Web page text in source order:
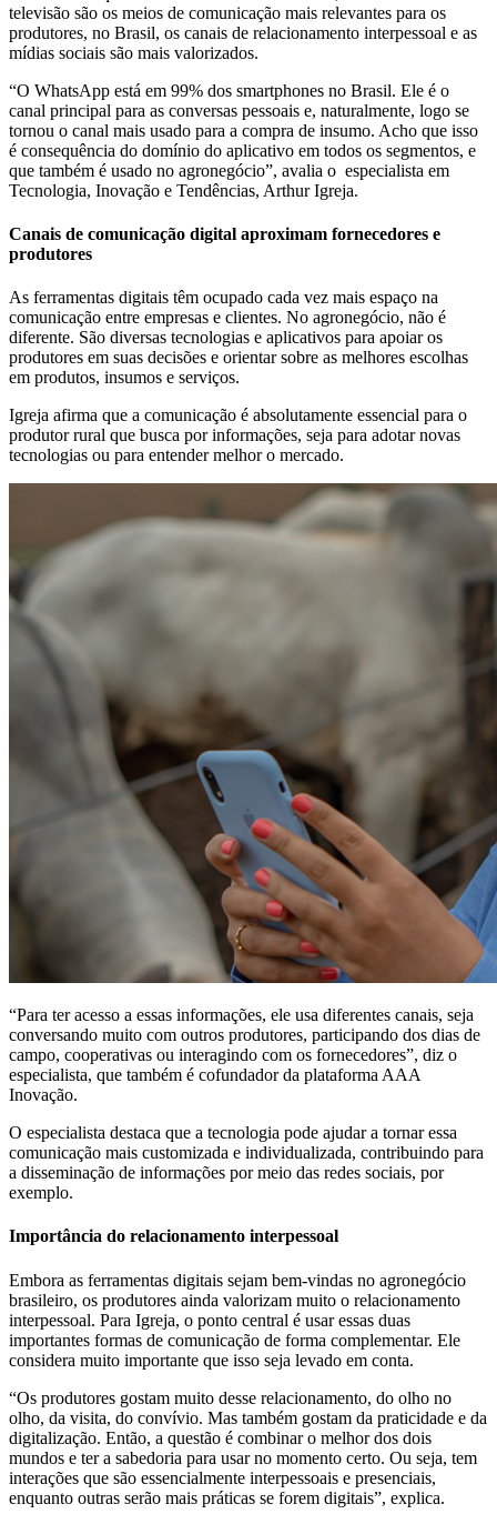
televisão são os meios de comunicação mais relevantes para os
produtores, no Brasil, os canais de relacionamento interpessoal e as
mídias sociais são mais valorizados.
“O WhatsApp está em 99% dos smartphones no Brasil. Ele é o
canal principal para as conversas pessoais e, naturalmente, logo se
tornou o canal mais usado para a compra de insumo. Acho que isso
é consequência do domínio do aplicativo em todos os segmentos, e
que também é usado no agronegócio”, avalia o especialista em
Tecnologia, Inovação e Tendências, Arthur Igreja.
Canais de comunicação digital aproximam fornecedores e
produtores
As ferramentas digitais têm ocupado cada vez mais espaço na
comunicação entre empresas e clientes. No agronegócio, não é
diferente. São diversas tecnologias e aplicativos para apoiar os
produtores em suas decisões e orientar sobre as melhores escolhas
em produtos, insumos e serviços.
Igreja afirma que a comunicação é absolutamente essencial para o
produtor rural que busca por informações, seja para adotar novas
tecnologias ou para entender melhor o mercado.
“Para ter acesso a essas informações, ele usa diferentes canais, seja
conversando muito com outros produtores, participando dos dias de
campo, cooperativas ou interagindo com os fornecedores”, diz o
especialista, que também é cofundador da plataforma AAA
Inovação.
O especialista destaca que a tecnologia pode ajudar a tornar essa
comunicação mais customizada e individualizada, contribuindo para
a disseminação de informações por meio das redes sociais, por
exemplo.
Importância do relacionamento interpessoal
Embora as ferramentas digitais sejam bem-vindas no agronegócio
brasileiro, os produtores ainda valorizam muito o relacionamento
interpessoal. Para Igreja, o ponto central é usar essas duas
importantes formas de comunicação de forma complementar. Ele
considera muito importante que isso seja levado em conta.
“Os produtores gostam muito desse relacionamento, do olho no
olho, da visita, do convívio. Mas também gostam da praticidade e da
digitalização. Então, a questão é combinar o melhor dos dois
mundos e ter a sabedoria para usar no momento certo. Ou seja, tem
interações que são essencialmente interpessoais e presenciais,
enquanto outras serão mais práticas se forem digitais”, explica.